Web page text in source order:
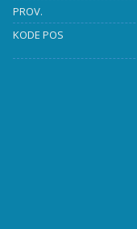
PROV.
KODE POS